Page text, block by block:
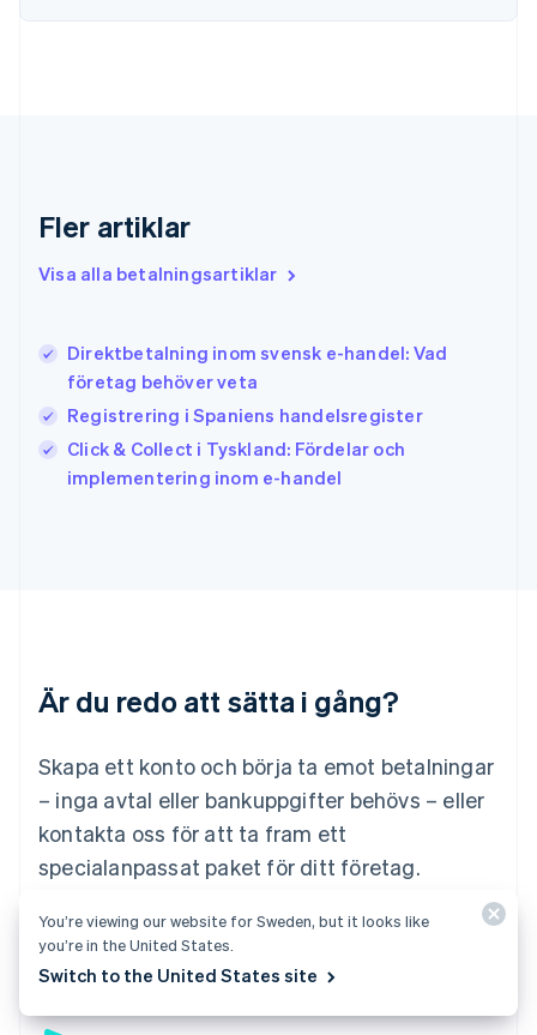
Fler artiklar
Visa alla betalningsartiklar
Direktbetalning inom svensk e-handel: Vad
företag behöver veta
Registrering i Spaniens handelsregister
Click & Collect i Tyskland: Fördelar och
implementering inom e-handel
Är du redo att sätta i gång?
Skapa ett konto och börja ta emot betalningar
– inga avtal eller bankuppgifter behövs – eller
kontakta oss för att ta fram ett
specialanpassat paket för ditt företag.
Börja nu Kontakta säljteamet
English
English
Japan
日本語English
EnglishFrançais
Kroatien
EnglishItaliano
Malaysia
English
Mexiko
Nederländerna
NederlandsEnglish
English
Nya Zeeland
Polen
You’re viewing our website for Sweden, but it looks like
you’re in the United States.
Switch to the United States site